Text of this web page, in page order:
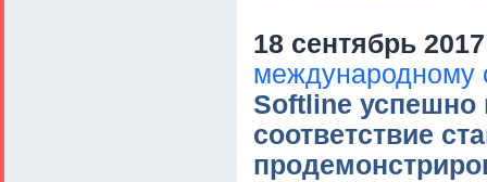
18 сентябрь
международному
Softline успешно
соответствие